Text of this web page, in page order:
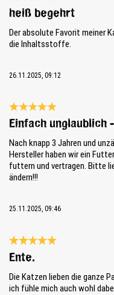
Bewertung mit 5 von 5 Sternen
heiß begehrt
Der absolute Favorit meiner
die Inhaltsstoffe.
26.11.2025, 09:12
Bewertung mit 5 von 5 Sternen
Einfach unglaublich
Nach knapp 3 Jahren und
Hersteller haben wir ein
futtern und vertragen. Bitte
ändern!!!
25.11.2025, 09:46
Bewertung mit 5 von 5 Sternen
Ente.
Die Katzen lieben die ganze
ich fühle mich auch wohl